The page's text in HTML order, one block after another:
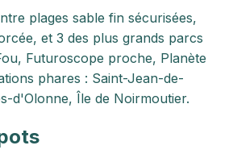
plages sable fin sécurisées,
et 3 des plus grands parcs
Futuroscope proche, Planète
phares : Saint-Jean-de-
d'Olonne, Île de Noirmoutier.